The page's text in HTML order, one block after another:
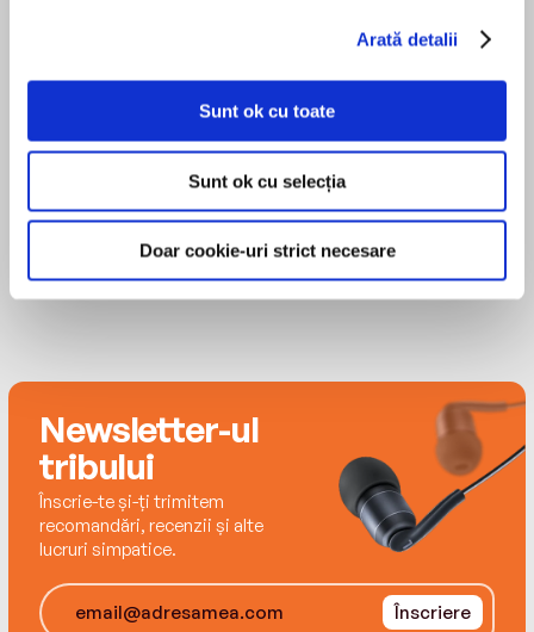
Arată detalii
Sunt ok cu toate
Sunt ok cu selecția
Doar cookie-uri strict necesare
author. She specialises in discovering simple,
practical, self-help tools from business,
psychology and ancient traditions.
MAI MULT
Newsletter-ul
tribului
Înscrie-te și-ți trimitem
recomandări, recenzii și alte
lucruri simpatice.
Înscriere